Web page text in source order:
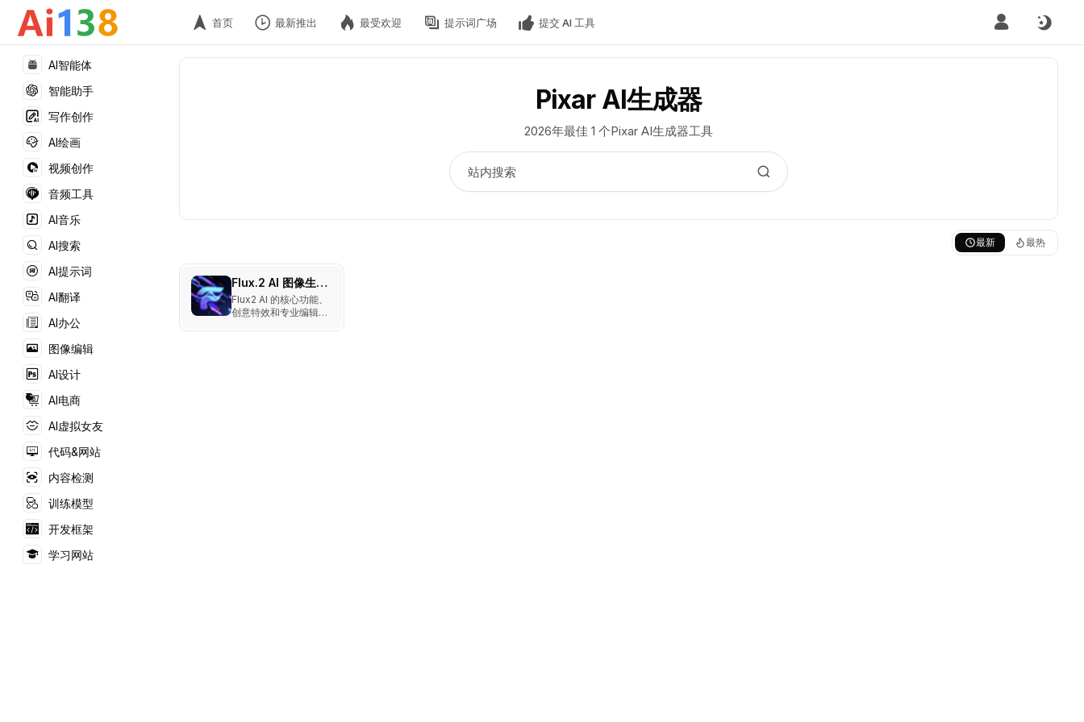
AI智能体
智能助手
写作创作
AI绘画
视频创作
音频工具
AI音乐
AI搜索
AI提示词
AI翻译
AI办公
图像编辑
AI设计
AI电商
AI虚拟女友
代码&网站
内容检测
训练模型
开发框架
学习网站
首页 最新推出 最受欢迎 提示词广场 提交 AI 工具
Pixar AI生成器
2026年最佳 1 个Pixar AI生成器工具
最新 最热
Flux.2 AI 图像生成器
Flux2 AI 的核心功能、
创意特效和专业编辑能